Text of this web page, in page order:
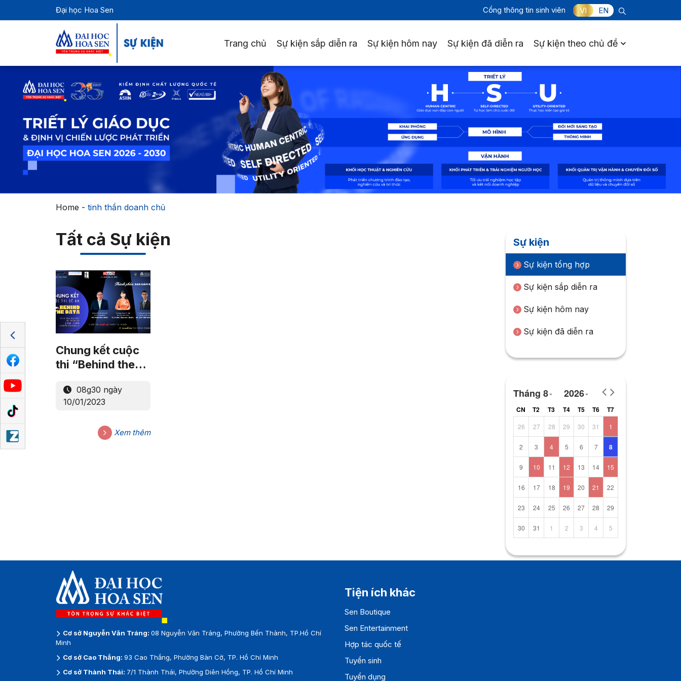
Đại học Hoa Sen Cổng thông tin sinh viên VI EN
Trang chủ Sự kiện sắp diễn ra Sự kiện hôm nay Sự kiện đã diễn ra Sự kiện theo chủ đề
Home - tinh thần doanh chủ
Tất cả Sự kiện
Chung kết cuộc
thi “Behind the
08g30 ngày
10/01/2023
Xem thêm
Sự kiện
Sự kiện tổng hợp
Sự kiện sắp diễn ra
Sự kiện hôm nay
Sự kiện đã diễn ra
Tháng 8 2026
CN T2 T3 T4 T5 T6 T7
26 27 28 29 30 31 1
2 3 4 5 6 7 8
9 10 11 12 13 14 15
16 17 18 19 20 21 22
23 24 25 26 27 28 29
30 31 1 2 3 4 5
Cơ sở Nguyễn Văn Tráng: 08 Nguyễn Văn Tráng, Phường Bến Thành, TP.Hồ Chí
Minh
Cơ sở Cao Thắng: 93 Cao Thắng, Phường Bàn Cờ, TP. Hồ Chí Minh
Cơ sở Thành Thái: 7/1 Thành Thái, Phường Diên Hồng, TP. Hồ Chí Minh
Tiện ích khác
Sen Boutique
Sen Entertainment
Hợp tác quốc tế
Tuyển sinh
Tuyển dụng